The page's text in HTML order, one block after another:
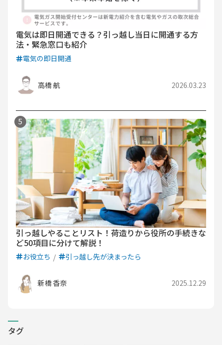
電気は即日開通できる？引っ越し当日に開通する方
法・緊急窓口も紹介
電気の即日開通
高橋 航 2026.03.23
引っ越しやることリスト！荷造りから役所の手続きな
ど50項目に分けて解説！
お役立ち 引っ越し先が決まったら
新橋 香奈 2025.12.29
タグ